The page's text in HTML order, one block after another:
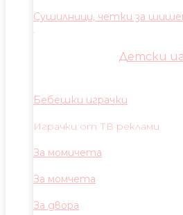
Сушилници, четки за
Детски
Бебешки играчки
Играчки от ТВ реклами
За момичета
За момчета
За двора